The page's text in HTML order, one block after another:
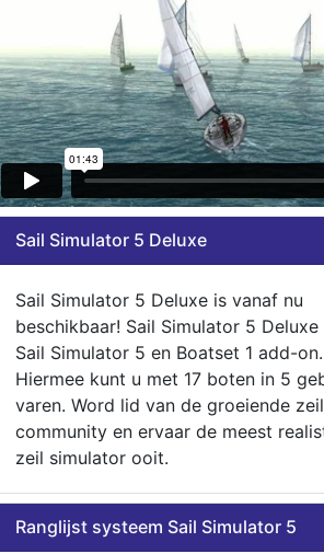
Sail Simulator 5 Deluxe
Sail Simulator 5 Deluxe is vanaf nu
beschikbaar! Sail Simulator 5
Sail Simulator 5 en Boatset 1 add-on.
Hiermee kunt u met 17 boten in 5
varen. Word lid van de groeiende zeil
community en ervaar de meest
zeil simulator ooit.
Ranglijst systeem Sail Simulator 5